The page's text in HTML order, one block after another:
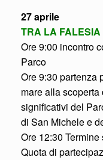
27 aprile
TRA LA FALESIA
Ore 9:00 incontro
Parco
Ore 9:30 partenza
mare alla
significativi del
di San Michele e
Ore 12:30 Termine
Quota di